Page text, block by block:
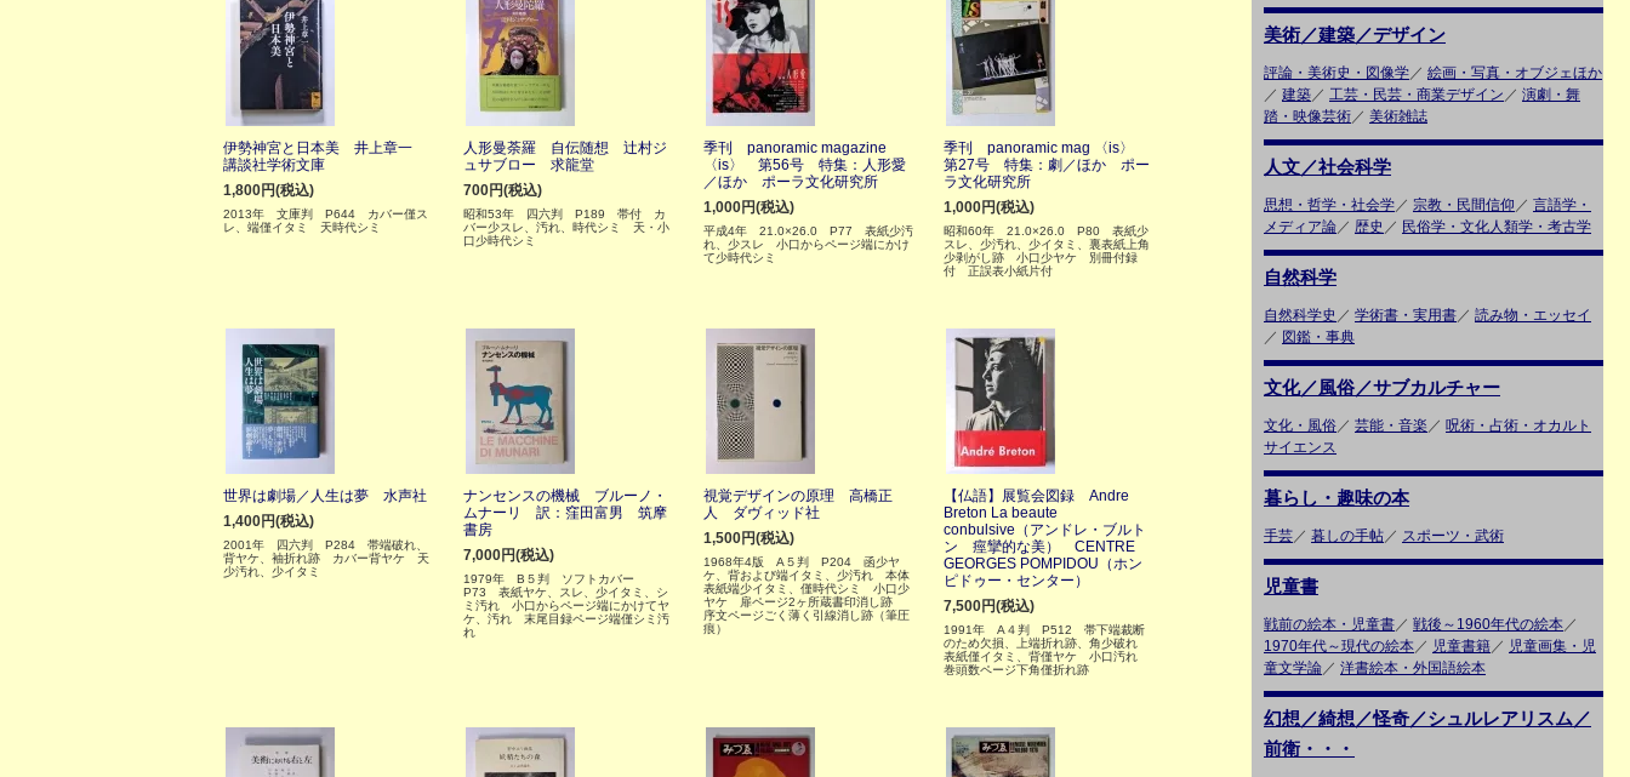
伊勢神宮と日本美 井上章一
講談社学術文庫
1,800円(税込)
2013年 文庫判 P644 カバー僅ス
レ、端僅イタミ 天時代シミ
人形曼荼羅 自伝随想 辻村ジ
ュサブロー 求龍堂
700円(税込)
昭和53年 四六判 P189 帯付 カ
バー少スレ、汚れ、時代シミ 天・小
口少時代シミ
季刊 panoramic magazine
〈is〉 第56号 特集：人形愛
／ほか ポーラ文化研究所
1,000円(税込)
平成4年 21.0×26.0 P77 表紙少汚
れ、少スレ 小口からページ端にかけ
て少時代シミ
季刊 panoramic mag 〈is〉
第27号 特集：劇／ほか ポー
ラ文化研究所
1,000円(税込)
昭和60年 21.0×26.0 P80 表紙少
スレ、少汚れ、少イタミ、裏表紙上角
少剥がし跡 小口少ヤケ 別冊付録
付 正誤表小紙片付
世界は劇場／人生は夢 水声社
1,400円(税込)
2001年 四六判 P284 帯端破れ、
背ヤケ、袖折れ跡 カバー背ヤケ 天
少汚れ、少イタミ
ナンセンスの機械 ブルーノ・
ムナーリ 訳：窪田富男 筑摩
書房
7,000円(税込)
1979年 B５判 ソフトカバー
P73 表紙ヤケ、スレ、少イタミ、シ
ミ汚れ 小口からページ端にかけてヤ
ケ、汚れ 末尾目録ページ端僅シミ汚
れ
視覚デザインの原理 高橋正
人 ダヴィッド社
1,500円(税込)
1968年4版 A５判 P204 函少ヤ
ケ、背および端イタミ、少汚れ 本体
表紙端少イタミ、僅時代シミ 小口少
ヤケ 扉ページ2ヶ所蔵書印消し跡
序文ページごく薄く引線消し跡（筆圧
痕）
【仏語】展覧会図録 Andre
Breton La beaute
conbulsive（アンドレ・ブルト
ン 痙攣的な美） CENTRE
GEORGES POMPIDOU（ホン
ピドゥー・センター）
7,500円(税込)
1991年 A４判 P512 帯下端裁断
のため欠損、上端折れ跡、角少破れ
表紙僅イタミ、背僅ヤケ 小口汚れ
巻頭数ページ下角僅折れ跡
美術／建築／デザイン
評論・美術史・図像学／ 絵画・写真・オブジェほか
／ 建築／ 工芸・民芸・商業デザイン ／ 演劇・舞
踏・映像芸術／ 美術雑誌
人文／社会科学
思想・哲学・社会学／ 宗教・民間信仰 ／ 言語学・
メディア論／ 歴史 ／ 民俗学・文化人類学・考古学
自然科学
自然科学史 ／ 学術書・実用書／ 読み物・エッセイ
／ 図鑑・事典
文化／風俗／サブカルチャー
文化・風俗／ 芸能・音楽 ／ 呪術・占術・オカルト
サイエンス
暮らし・趣味の本
手芸／ 暮しの手帖／ スポーツ・武術
児童書
戦前の絵本・児童書／ 戦後～1960年代の絵本／
1970年代～現代の絵本／ 児童書籍／ 児童画集・児
童文学論／ 洋書絵本・外国語絵本
幻想／綺想／怪奇／シュルレアリスム／
前衛・・・